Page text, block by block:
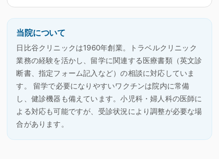
当院について
日比谷クリニックは1960年創業。トラベルクリニック
業務の経験を活かし、留学に関連する医療書類（英文診
断書、指定フォーム記入など）の相談に対応していま
す。 留学で必要になりやすいワクチンは院内に常備
し、健診機器も備えています。小児科・婦人科の医師に
よる対応も可能ですが、受診状況により調整が必要な場
合があります。